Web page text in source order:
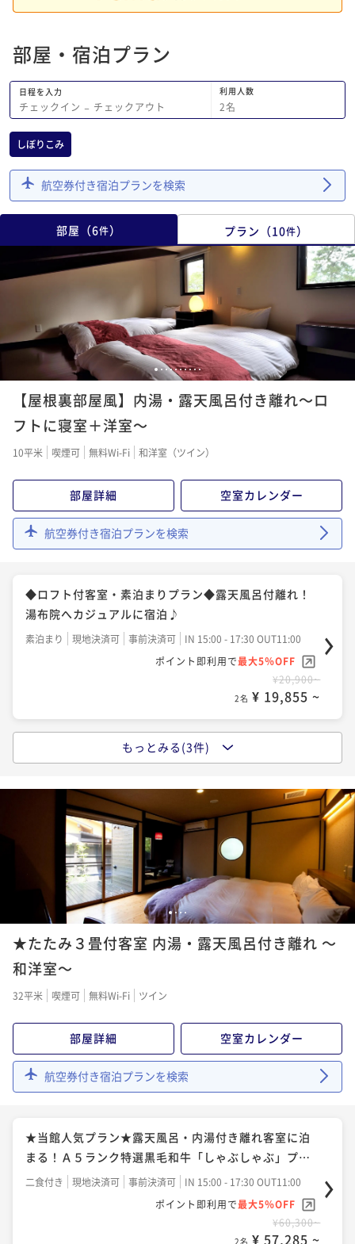
部屋・宿泊プラン
日程を入力
チェックイン − チェックアウト
利用人数
2名
しぼりこみ
航空券付き宿泊プランを検索
部屋 （6件） プラン （10件）
12345678910
【屋根裏部屋風】内湯・露天風呂付き離れ～ロ
フトに寝室＋洋室～
10平米 喫煙可 無料Wi-Fi 和洋室（ツイン）
部屋詳細 空室カレンダー
航空券付き宿泊プランを検索
◆ロフト付客室・素泊まりプラン◆露天風呂付離れ！
湯布院へカジュアルに宿泊♪
素泊まり 現地決済可 事前決済可
IN 15:00 - 17:30 OUT11:00
ポイント即利用で最大5％OFF
¥20,900~
2名 ¥ 19,855 ~
■オンラインカード決済限定プラン■露天風呂付離
事前決済可
IN 15:00 - 17:30 OUT11:00
ポイント即利用で
最大5％OFF
¥23,100~
2名 ¥ 21,945 ~
◆ロフト付客室・１泊朝食付プラン◆露天風呂付離
れ！湯布院へカジュアルに宿泊♪
朝食付き
■オンラインカード決済限定プラン■露天風呂付離
れ！ロフト付客室・１泊朝食付プラン
ポイント即利用で 最大5％OFF
¥28,600~
2名 ¥ 27,170 ~
もっとみる(3件)
1234
★たたみ３畳付客室 内湯・露天風呂付き離れ ～
和洋室～
32平米 喫煙可 無料Wi-Fi ツイン
部屋詳細 空室カレンダー
航空券付き宿泊プランを検索
★当館人気プラン★露天風呂・内湯付き離れ客室に泊
まる！Ａ５ランク特選黒毛和牛「しゃぶしゃぶ」プラ
ン♪
二食付き 現地決済可 事前決済可
IN 15:00 - 17:30 OUT11:00
ポイント即利用で最大5％OFF
¥60,300~
2名 ¥ 57,285 ~